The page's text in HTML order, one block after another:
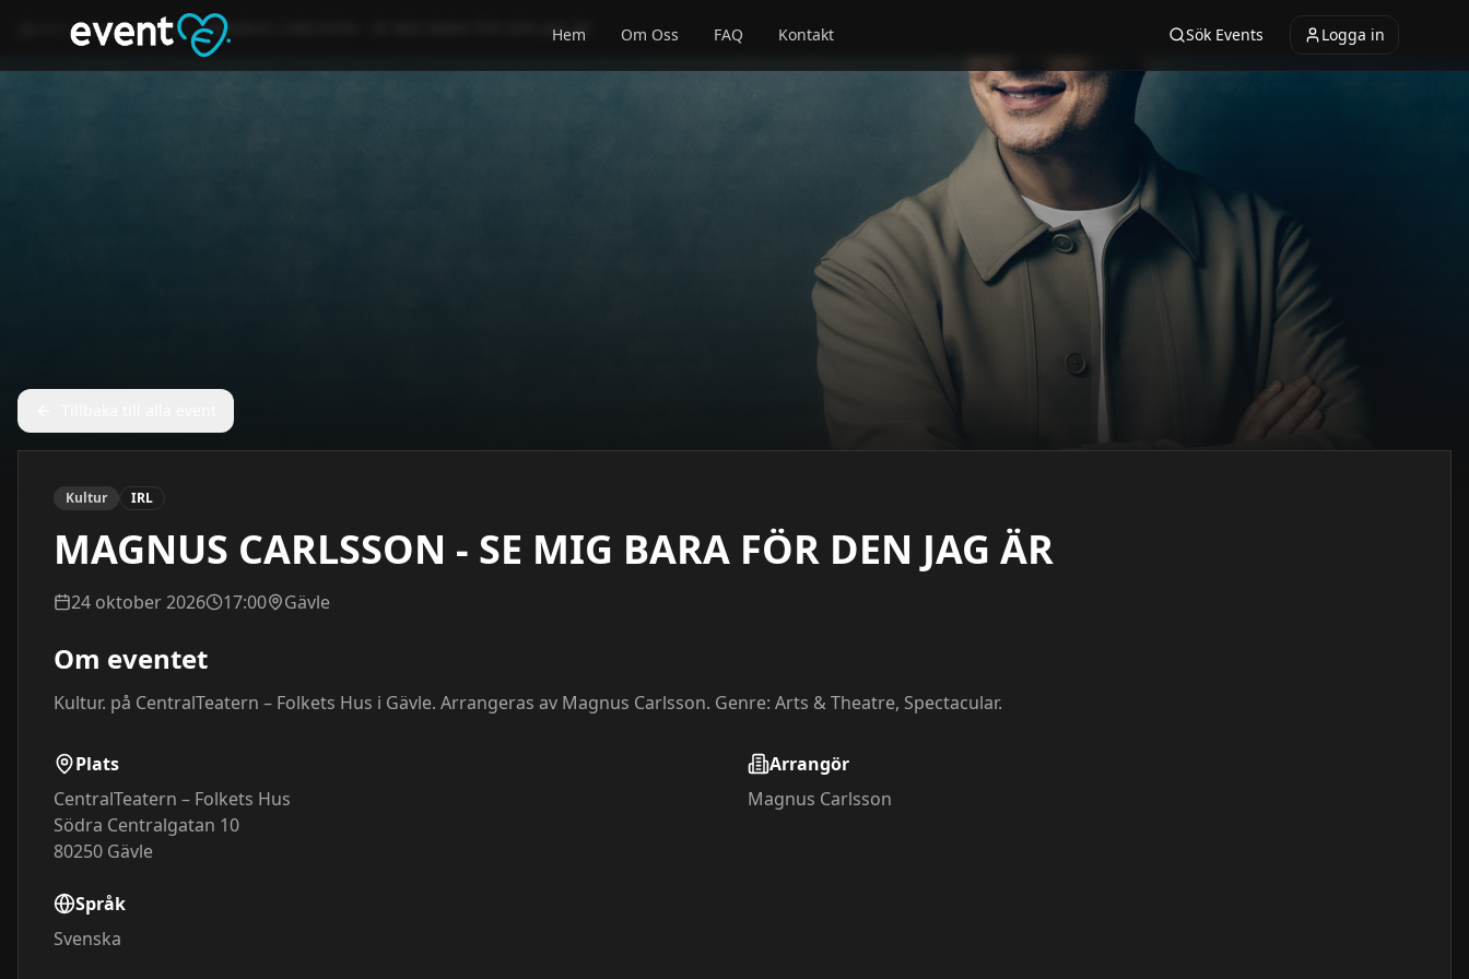
Hem Om Oss FAQ Kontakt Sök Events Logga in
Event Kultur MAGNUS CARLSSON - SE MIG BARA FÖR DEN JAG ÄR
Kultur IRL
MAGNUS CARLSSON - SE MIG BARA FÖR DEN JAG ÄR
24 oktober 2026 17:00 Gävle
Om eventet
Kultur. på CentralTeatern – Folkets Hus i Gävle. Arrangeras av Magnus Carlsson. Genre: Arts & Theatre, Spectacular.
Plats
CentralTeatern – Folkets Hus
Södra Centralgatan 10
80250 Gävle
Arrangör
Magnus Carlsson
Språk
Svenska